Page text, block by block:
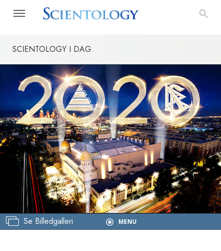
SCIENTOLOGY I DAG
MENU
Nytårsfejring
Se Billedgalleri